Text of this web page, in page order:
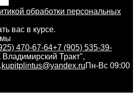
обработки персональных
вас в курсе.
470-67-64+7 (905) 535-39-
Владимирский Тракт",
kupitplintus@yandex.ruПн-Вс 09:00